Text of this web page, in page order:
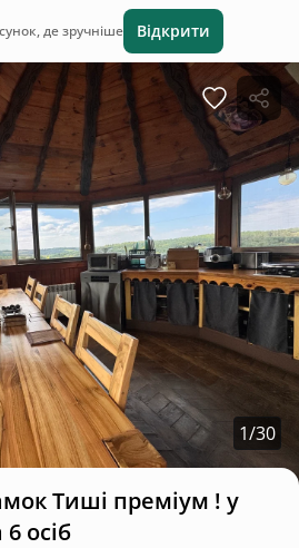
де зручніше Відкрити
1/30
Тиші преміум ! у
осіб